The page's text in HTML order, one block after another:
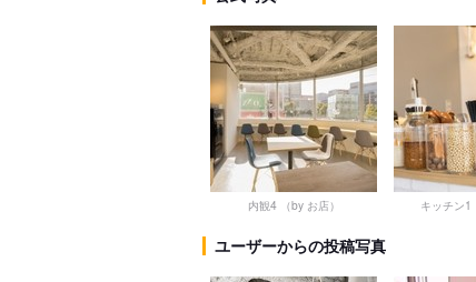
内観4 （by お店） キッチン1
ユーザーからの投稿写真